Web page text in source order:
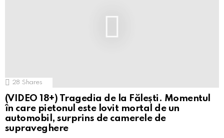
28 Shares
(VIDEO 18+) Tragedia de la Fălești. Momentul
în care pietonul este lovit mortal de un
automobil, surprins de camerele de
supraveghere